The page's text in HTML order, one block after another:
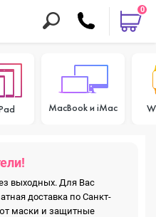
0
MacBook и iMac
выходных. Для Вас
доставка по Санкт-
маски и защитные